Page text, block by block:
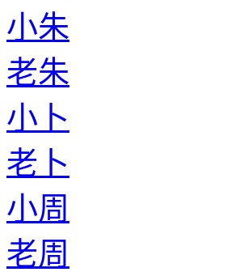
小朱
老朱
小卜
老卜
小周
老周